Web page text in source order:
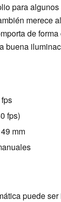
para
merece
de
buena
fps)
mm
puede